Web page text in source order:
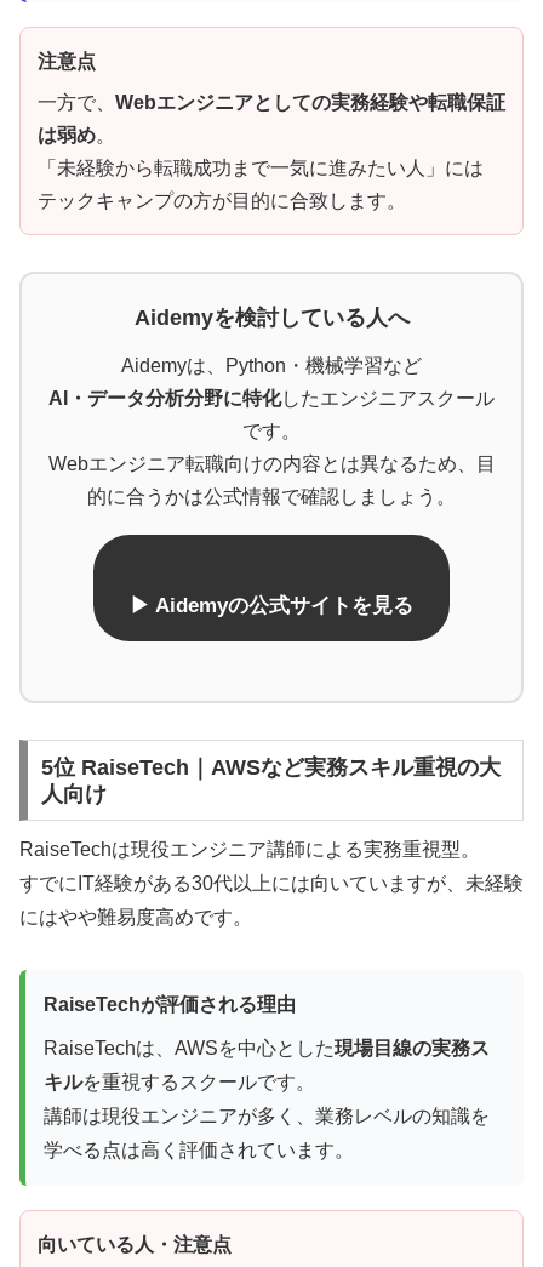
注意点
一方で、 Webエンジニアとしての実務経験や転職保証
は弱め。
「未経験から転職成功まで一気に進みたい人」には
テックキャンプの方が目的に合致します。
Aidemyを検討している人へ
Aidemyは、Python・機械学習など
AI・データ分析分野に特化したエンジニアスクール
です。
Webエンジニア転職向けの内容とは異なるため、目
的に合うかは公式情報で確認しましょう。
▶ Aidemyの公式サイトを見る
5位 RaiseTech｜AWSなど実務スキル重視の大
人向け
RaiseTechは現役エンジニア講師による実務重視型。
すでにIT経験がある30代以上には向いていますが、未経験
にはやや難易度高めです。
RaiseTechが評価される理由
RaiseTechは、AWSを中心とした現場目線の実務ス
キルを重視するスクールです。
講師は現役エンジニアが多く、業務レベルの知識を
学べる点は高く評価されています。
向いている人・注意点